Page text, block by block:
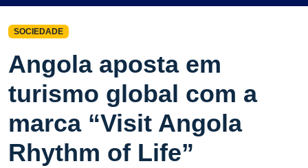
SOCIEDADE
Angola aposta em
turismo global com a
marca “Visit Angola
Rhythm of Life”